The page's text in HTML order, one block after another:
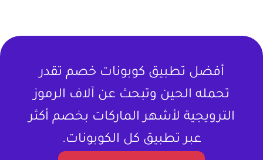
أفضل تطبيق كوبونات خصم تقدر
تحمله الحين وتبحث عن آلاف الرموز
الترويجية لأشهر الماركات بخصم أكثر
عبر تطبيق كل الكوبونات.